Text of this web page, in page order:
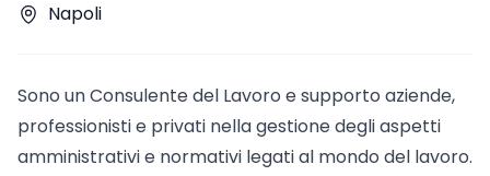
Napoli
Sono un Consulente del Lavoro e supporto aziende,
professionisti e privati nella gestione degli aspetti
amministrativi e normativi legati al mondo del lavoro.